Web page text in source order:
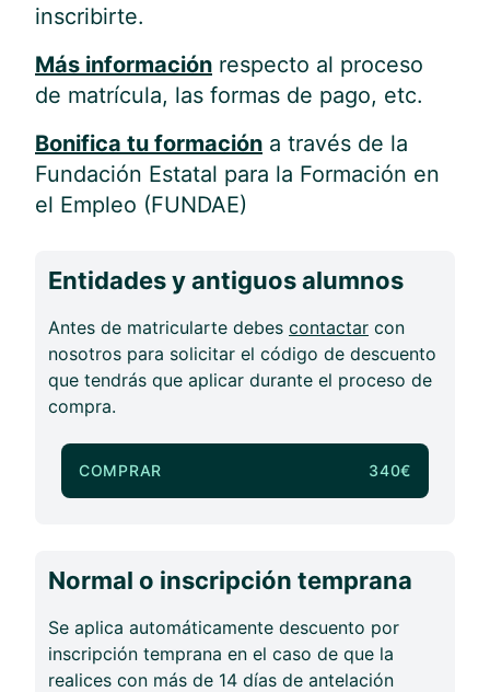
inscribirte.
Más información respecto al proceso
de matrícula, las formas de pago, etc.
Bonifica tu formación a través de la
Fundación Estatal para la Formación en
el Empleo (FUNDAE)
Entidades y antiguos alumnos
Antes de matricularte debes contactar con
nosotros para solicitar el código de descuento
que tendrás que aplicar durante el proceso de
compra.
COMPRAR 340€
Normal o inscripción temprana
Se aplica automáticamente descuento por
inscripción temprana en el caso de que la
realices con más de 14 días de antelación